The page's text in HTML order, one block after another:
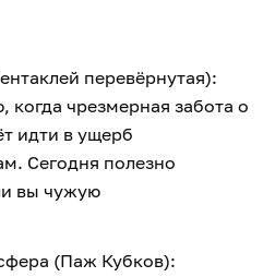
перевёрнутая):
когда чрезмерная забота о
идти в ущерб
Сегодня полезно
вы чужую
(Паж Кубков):